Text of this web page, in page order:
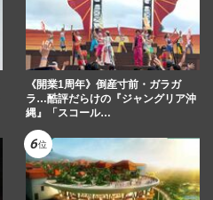
《開業1周年》倒産寸前・ガラガ
ラ…酷評だらけの『ジャングリア沖
縄』「スコール…